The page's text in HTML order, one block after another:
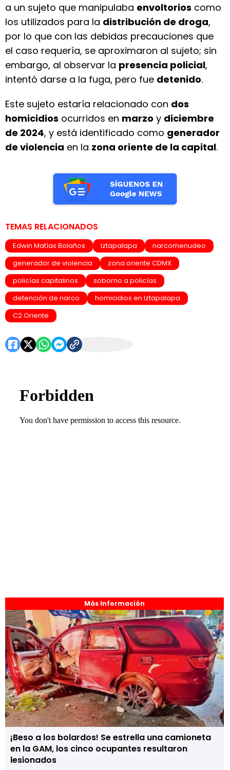
Más Información
¡Beso a los bolardos! Se estrella una camioneta
en la GAM, los cinco ocupantes resultaron
lesionados
a un sujeto que manipulaba envoltorios como
los utilizados para la distribución de droga,
por lo que con las debidas precauciones que
el caso requería, se aproximaron al sujeto; sin
embargo, al observar la presencia policial,
intentó darse a la fuga, pero fue detenido.
Este sujeto estaría relacionado con dos
homicidios ocurridos en marzo y diciembre
de 2024, y está identificado como generador
de violencia en la zona oriente de la capital.
TEMAS RELACIONADOS
Edwin Matías Bolaños Iztapalapa
narcomenudeo
generador de violencia
zona oriente CDMX
policías capitalinos
soborno a policías
detención de narco
homicidios en Iztapalapa
C2 Oriente